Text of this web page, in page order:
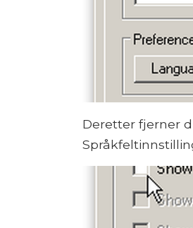
Deretter fjerner